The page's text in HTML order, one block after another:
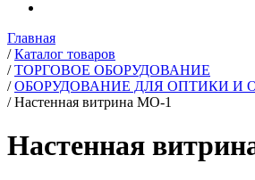
Главная
/ Каталог товаров
/ ТОРГОВОЕ ОБОРУДОВАНИЕ
/ ОБОРУДОВАНИЕ ДЛЯ ОПТИКИ И
/ Настенная витрина МО-1
Настенная